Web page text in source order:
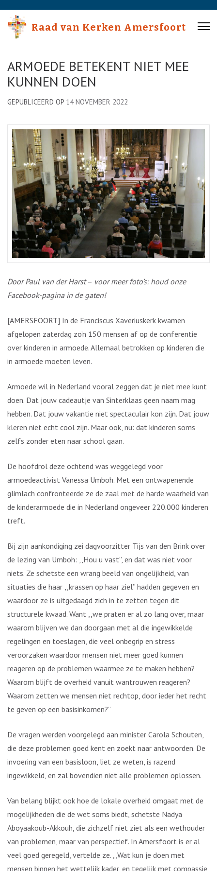
content
Enter)
Raad van Kerken Amersfoort
ARMOEDE BETEKENT NIET MEE
KUNNEN DOEN
GEPUBLICEERD OP 14 NOVEMBER 2022
Door Paul van der Harst– voor meer foto’s: houd onze
Facebook-pagina in de gaten!
[AMERSFOORT] In de Franciscus Xaveriuskerk kwamen
afgelopen zaterdag zo’n 150 mensen af op de conferentie
over kinderen in armoede. Allemaal betrokken op kinderen die
in armoede moeten leven.
Armoede wil in Nederland vooral zeggen dat je niet mee kunt
doen. Dat jouw cadeautje van Sinterklaas geen naam mag
hebben. Dat jouw vakantie niet spectaculair kon zijn. Dat jouw
kleren niet echt cool zijn. Maar ook, nu: dat kinderen soms
zelfs zonder eten naar school gaan.
De hoofdrol deze ochtend was weggelegd voor
armoedeactivist Vanessa Umboh. Met een ontwapenende
glimlach confronteerde ze de zaal met de harde waarheid van
de kinderarmoede die in Nederland ongeveer 220.000 kinderen
treft.
Bij zijn aankondiging zei dagvoorzitter Tijs van den Brink over
de lezing van Umboh: ,,Hou u vast”, en dat was niet voor
niets. Ze schetste een wrang beeld van ongelijkheid, van
situaties die haar ,,krassen op haar ziel” hadden gegeven en
waardoor ze is uitgedaagd zich in te zetten tegen dit
structurele kwaad. Want ,,we praten er al zo lang over, maar
waarom blijven we dan doorgaan met al die ingewikkelde
regelingen en toeslagen, die veel onbegrip en stress
veroorzaken waardoor mensen niet meer goed kunnen
reageren op de problemen waarmee ze te maken hebben?
Waarom blijft de overheid vanuit wantrouwen reageren?
Waarom zetten we mensen niet rechtop, door ieder het recht
te geven op een basisinkomen?”
De vragen werden voorgelegd aan minister Carola Schouten,
die deze problemen goed kent en zoekt naar antwoorden. De
invoering van een basisloon, liet ze weten, is razend
ingewikkeld, en zal bovendien niet alle problemen oplossen.
Van belang blijkt ook hoe de lokale overheid omgaat met de
mogelijkheden die de wet soms biedt, schetste Nadya
Aboyaakoub-Akkouh, die zichzelf niet ziet als een wethouder
van problemen, maar van perspectief. In Amersfoort is er al
veel goed geregeld, vertelde ze. ,,Wat kun je doen met
mensen binnen het wettelijk kader, en tegelijk met compassie,